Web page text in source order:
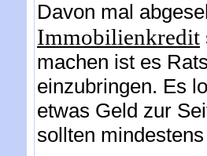
Davon mal
Immobilienkredit
machen ist es
einzubringen. Es
etwas Geld zur
sollten